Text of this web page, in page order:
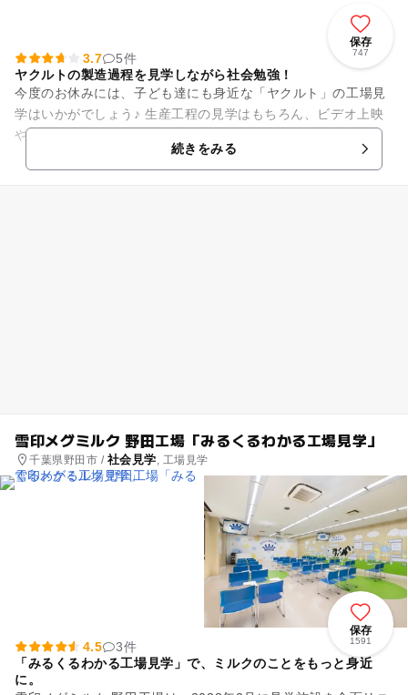
保存
747
3.7
5件
ヤクルトの製造過程を見学しながら社会勉強！
今度のお休みには、子ども達にも身近な「ヤクルト」の工場見
学はいかがでしょう♪ 生産工程の見学はもちろん、ビデオ上映
やヤクルトの試飲も♪ 嬉しいのは１名から工場見学が可能なこ
と。もちろん家族連れで...続きをみる
雪印メグミルク 野田工場「みるくるわかる工場見学」
千葉県野田市 / 社会見学 , 工場見学
保存
1591
4.5
3件
「みるくるわかる工場見学」で、ミルクのことをもっと身近
に。